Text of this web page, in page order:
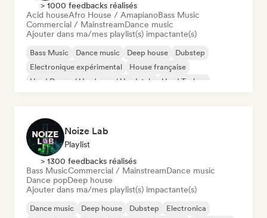
> 1000 feedbacks réalisés
Acid houseAfro House / AmapianoBass Music
Commercial / MainstreamDance music
Ajouter dans ma/mes playlist(s) impactante(s)
Bass Music Dance music Deep house
Dubstep
Electronique expérimental
House française
Hard Dance / Hardcore / Hardstyle
Hard Techno
Noize Lab
Playlist
> 1300 feedbacks réalisés
Bass MusicCommercial / MainstreamDance music
Dance popDeep house
Ajouter dans ma/mes playlist(s) impactante(s)
Dance music Deep house Dubstep
Electronica